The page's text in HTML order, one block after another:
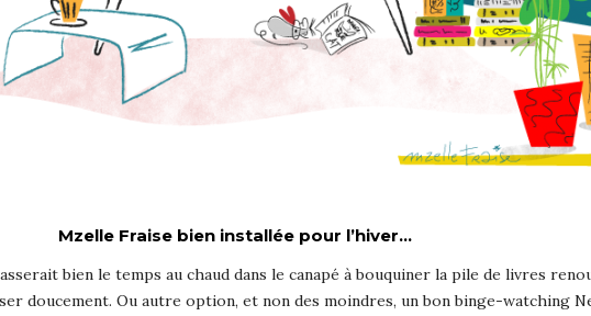
Mzelle Fraise bien installée pour l’hiver…
bien le temps au chaud dans le canapé à bouquiner la pile de livres
doucement. Ou autre option, et non des moindres, un bon binge-watching